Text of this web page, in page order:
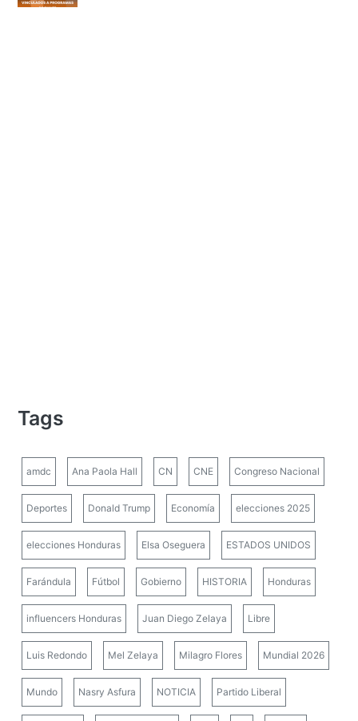
Tags
amdc Ana Paola Hall CN CNE Congreso Nacional
Deportes Donald Trump Economía elecciones 2025
elecciones Honduras Elsa Oseguera ESTADOS UNIDOS
Farándula Fútbol Gobierno HISTORIA Honduras
influencers Honduras Juan Diego Zelaya Libre
Luis Redondo Mel Zelaya Milagro Flores Mundial 2026
Mundo Nasry Asfura NOTICIA Partido Liberal